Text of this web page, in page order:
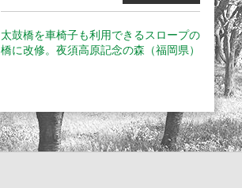
太鼓橋を車椅子も利用できるスロープの
橋に改修。夜須高原記念の森（福岡県）